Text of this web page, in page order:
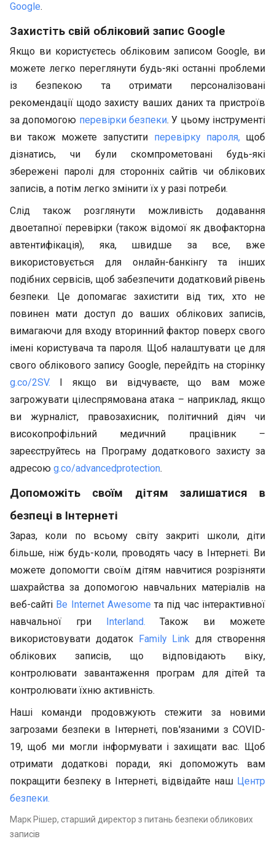
Google.
Захистіть свій обліковий запис Google
Якщо ви користуєтесь обліковим записом Google, ви
можете легко переглянути будь-які останні проблеми
із безпекою та отримати персоналізовані
рекомендації щодо захисту ваших даних та пристроїв
за допомогою перевірки безпеки. У цьому інструменті
ви також можете запустити перевірку пароля, щоб
дізнатись, чи були скомпрометовані будь-які
збережені паролі для сторонніх сайтів чи облікових
записів, а потім легко змінити їх у разі потреби.
Слід також розглянути можливість додавання
двоетапної перевірки (також відомої як двофакторна
автентифікація), яка, швидше за все, вже
використовується для онлайн-банкінгу та інших
подібних сервісів, щоб забезпечити додатковий рівень
безпеки. Це допомагає захистити від тих, хто не
повинен мати доступ до ваших облікових записів,
вимагаючи для входу вторинний фактор поверх свого
імені користувача та пароля. Щоб налаштувати це для
свого облікового запису Google, перейдіть на сторінку
g.co/2SV. І якщо ви відчуваєте, що вам може
загрожувати цілеспрямована атака – наприклад, якщо
ви журналіст, правозахисник, політичний діяч чи
високопрофільний медичний працівник –
зареєструйтесь на Програму додаткового захисту за
адресою g.co/advancedprotection.
Допоможіть своїм дітям залишатися в
безпеці в Інтернеті
Зараз, коли по всьому світу закриті школи, діти
більше, ніж будь-коли, проводять часу в Інтернеті. Ви
можете допомогти своїм дітям навчитися розрізняти
шахрайства за допомогою навчальних матеріалів на
веб-сайті Be Internet Awesome та під час інтерактивної
навчальної гриInterland. Також ви можете
використовувати додаток
Family Link для створення
облікових записів, що відповідають віку,
контролювати завантаження програм для дітей та
контролювати їхню активність.
Наші команди продовжують стежити за новими
загрозами безпеки в Інтернеті, пов'язаними з COVID-
19, щоб ми могли інформувати і захищати вас. Щоб
отримати додаткові поради, які допоможуть вам
покращити безпеку в Інтернеті, відвідайте наш Центр
безпеки.
Марк Рішер, старший директор з питань безпеки обликових
записів